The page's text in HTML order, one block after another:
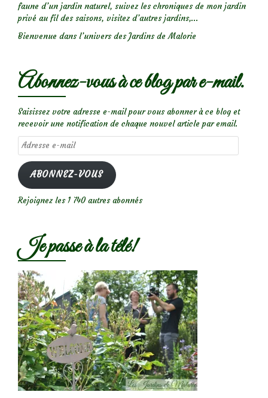
faune d’un jardin naturel, suivez les chroniques de mon jardin
privé au fil des saisons, visitez d’autres jardins,...
Bienvenue dans l’univers des Jardins de Malorie
Abonnez-vous à ce blog par e-mail.
Saisissez votre adresse e-mail pour vous abonner à ce blog et
recevoir une notification de chaque nouvel article par email.
Adresse
e-
mail
ABONNEZ-VOUS
Rejoignez les 1 740 autres abonnés
Je passe à la télé!